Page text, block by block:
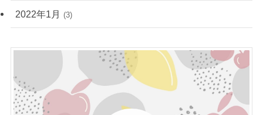
2022年1月 (3)